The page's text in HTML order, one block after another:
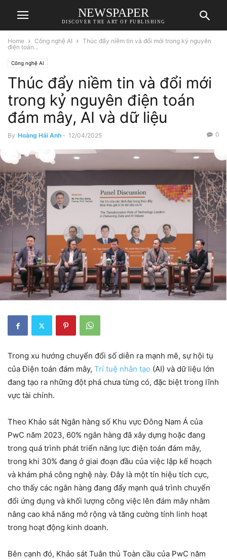
NEWSPAPER
DISCOVER THE ART OF PUBLISHING
Home Công nghệ AI
Thúc đẩy niềm tin và đổi mới trong kỷ nguyên
điện toán...
Công nghệ AI
Thúc đẩy niềm tin và đổi mới
trong kỷ nguyên điện toán
đám mây, AI và dữ liệu
By Hoàng Hải Anh - 12/04/2025 0
Trong xu hướng chuyển đổi số diễn ra mạnh mẽ, sự hội tụ
của Điện toán đám mây, Trí tuệ nhân tạo (AI) và dữ liệu lớn
đang tạo ra những đột phá chưa từng có, đặc biệt trong lĩnh
vực tài chính.
Theo Khảo sát Ngân hàng số Khu vực Đông Nam Á của
PwC năm 2023, 60% ngân hàng đã xây dựng hoặc đang
trong quá trình phát triển năng lực điện toán đám mây,
trong khi 30% đang ở giai đoạn đầu của việc lập kế hoạch
và khám phá công nghệ này. Đây là một tín hiệu tích cực,
cho thấy các ngân hàng đang đẩy mạnh quá trình chuyển
đổi ứng dụng và khối lượng công việc lên đám mây nhằm
nâng cao khả năng mở rộng và tăng cường tính linh hoạt
trong hoạt động kinh doanh.
Bên cạnh đó, Khảo sát Tuân thủ Toàn cầu của PwC năm